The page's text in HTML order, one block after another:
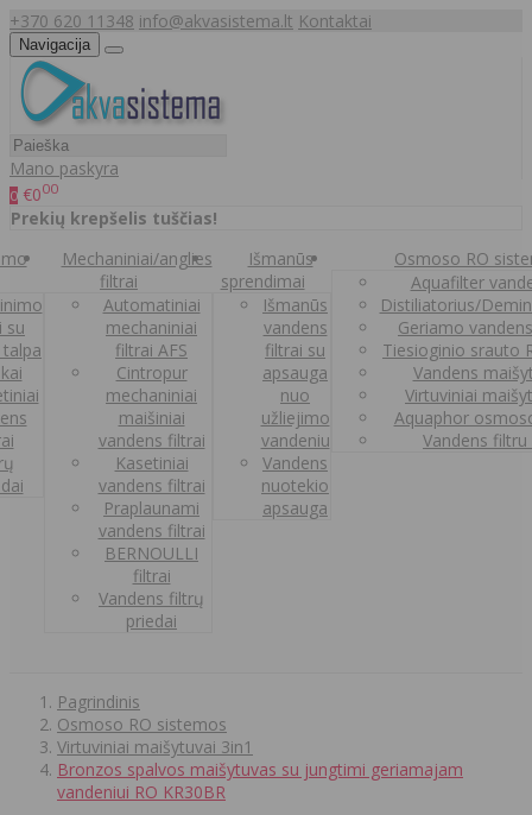
+370 620 11348 info@akvasistema.lt Kontaktai
Navigacija
Mano paskyra
0 €000
Prekių krepšelis tuščias!
su
Mechaniniai/anglies
filtrai
Automatiniai
mechaniniai
filtrai AFS
Cintropur
mechaniniai
maišiniai
vandens filtrai
Kasetiniai
vandens filtrai
Praplaunami
vandens filtrai
BERNOULLI
filtrai
Vandens filtrų
priedai
Išmanūs
sprendimai
Išmanūs
vandens
filtrai su
apsauga
nuo
užliejimo
vandeniu
Vandens
nuotekio
apsauga
Osmoso RO
Aquafilter
Distiliatorius/
Geriamo
Tiesioginio srauto
Vandens
Virtuviniai
Aquaphor
Vandens filtru
Pagrindinis
Osmoso RO sistemos
Virtuviniai maišytuvai 3in1
Bronzos spalvos maišytuvas su jungtimi geriamajam
vandeniui RO KR30BR